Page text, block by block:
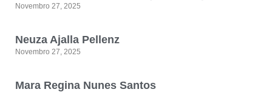
Novembro 27, 2025
Neuza Ajalla Pellenz
Novembro 27, 2025
Mara Regina Nunes Santos